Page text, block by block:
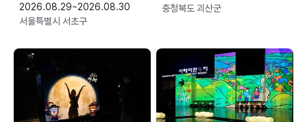
2026.08.29~2026.08.30
서울특별시 서초구
충청북도 괴산군